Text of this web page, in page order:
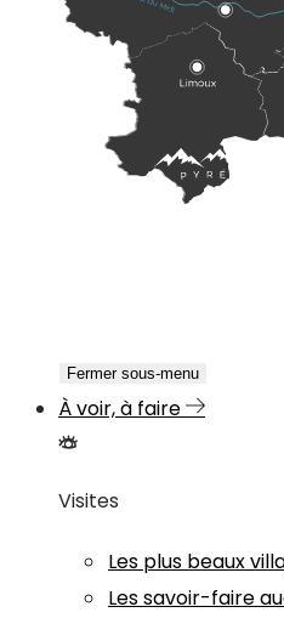
Fermer sous-menu
À voir, à faire
Visites
Les plus beaux
Les savoir-faire